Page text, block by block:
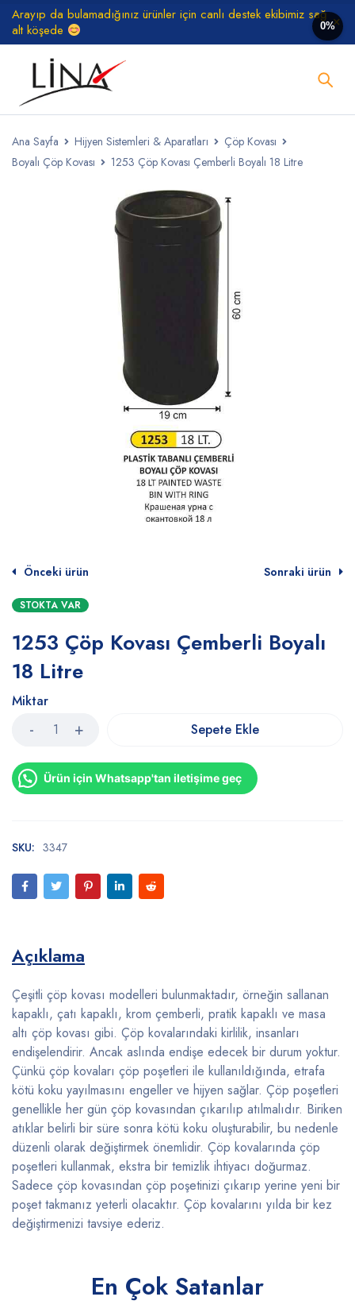
Arayıp da bulamadığınız ürünler için canlı destek ekibimiz sağ
alt köşede
Ana Sayfa Hijyen Sistemleri & Aparatları
Çöp Kovası
Boyalı Çöp Kovası
1253 Çöp Kovası Çemberli Boyalı 18 Litre
Önceki ürün Sonraki ürün
STOKTA VAR
1253 Çöp Kovası Çemberli Boyalı
18 Litre
Miktar
Sepete Ekle
Ürün için Whatsapp'tan iletişime geç
SKU: 3347
Açıklama
Çeşitli çöp kovası modelleri bulunmaktadır, örneğin sallanan
kapaklı, çatı kapaklı, krom çemberli, pratik kapaklı ve masa
altı çöp kovası gibi. Çöp kovalarındaki kirlilik, insanları
endişelendirir. Ancak aslında endişe edecek bir durum yoktur.
Çünkü çöp kovaları çöp poşetleri ile kullanıldığında, etrafa
kötü koku yayılmasını engeller ve hijyen sağlar. Çöp poşetleri
genellikle her gün çöp kovasından çıkarılıp atılmalıdır. Biriken
atıklar belirli bir süre sonra kötü koku oluşturabilir, bu nedenle
düzenli olarak değiştirmek önemlidir. Çöp kovalarında çöp
poşetleri kullanmak, ekstra bir temizlik ihtiyacı doğurmaz.
Sadece çöp kovasından çöp poşetinizi çıkarıp yerine yeni bir
poşet takmanız yeterli olacaktır. Çöp kovalarını yılda bir kez
değiştirmenizi tavsiye ederiz.
En Çok Satanlar
0%